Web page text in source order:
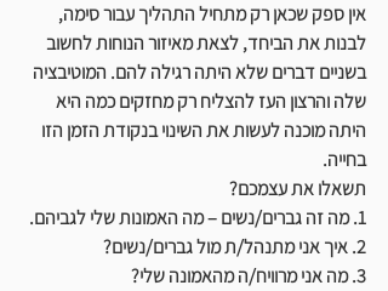
אין ספק שכאן רק מתחיל התהליך עבור סימה,
לבנות את הביחד, לצאת מאיזור הנוחות לחשוב
בשניים דברים שלא היתה רגילה להם. המוטיבציה
שלה והרצון העז להצליח רק מחזקים כמה היא
היתה מוכנה לעשות את השינוי בנקודת הזמן הזו
בחייה.
תשאלו את עצמכם?
1. מה זה גברים/נשים – מה האמונות שלי לגביהם.
2. איך אני מתנהל/ת מול גברים/נשים?
3. מה אני מרוויח/ה מהאמונה שלי?